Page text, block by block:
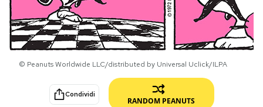
Economia
Sport
Altrecose
Mondiali calcio 2026
© Peanuts Worldwide LLC/distributed by Universal Uclick/ILPA
Condividi
RANDOM PEANUTS